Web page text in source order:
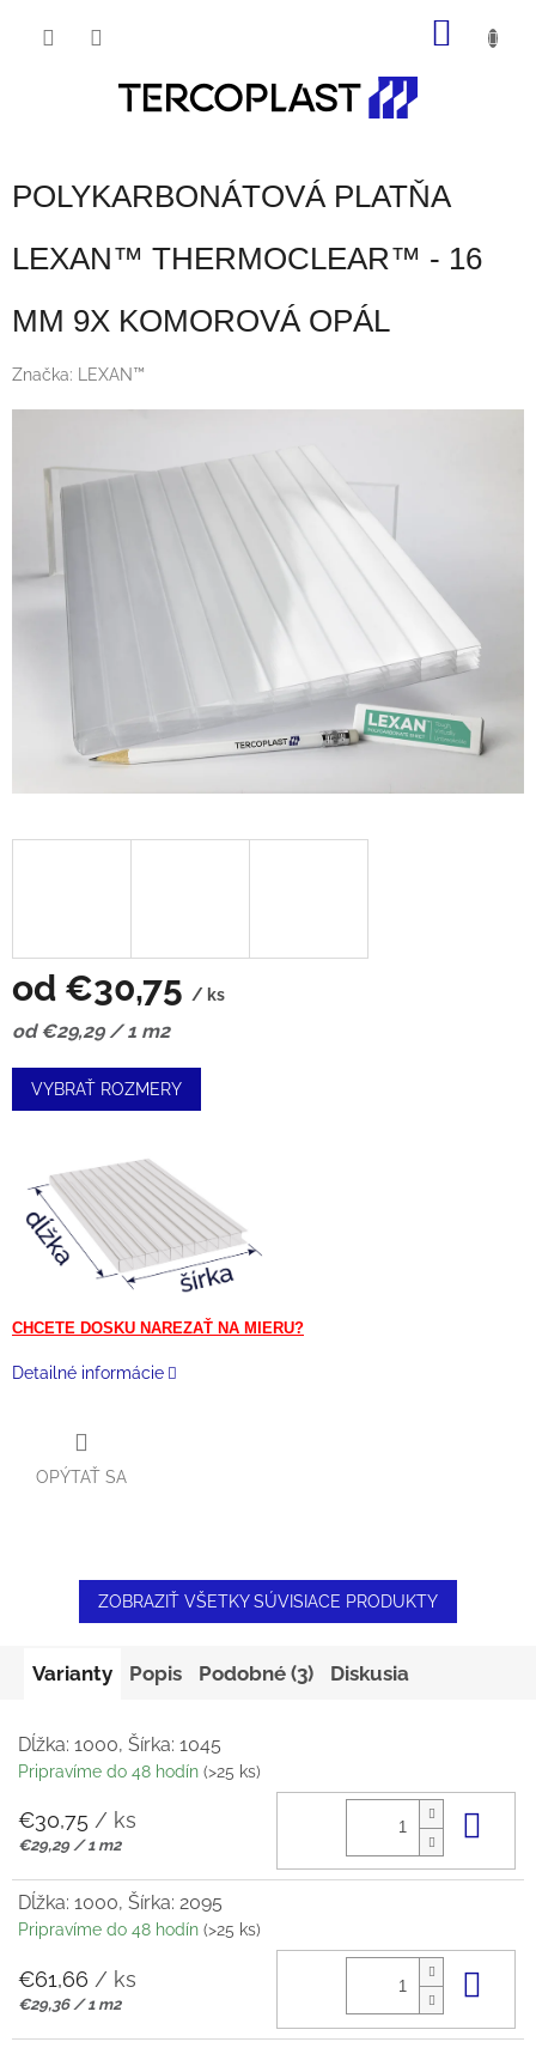
POLYKARBONÁTOVÁ PLATŇA
LEXAN™ THERMOCLEAR™ - 16
MM 9X KOMOROVÁ OPÁL
Značka: LEXAN™
od €30,75 / ks
Jednotková
od €29,29 / 1 m2
VYBRAŤ ROZMERY
CHCETE DOSKU NAREZAŤ NA MIERU?
Detailné informácie
OPÝTAŤ SA
ZOBRAZIŤ VŠETKY SÚVISIACE PRODUKTY
Varianty Popis Podobné (3) Diskusia
Dĺžka: 1000, Šírka: 1045
Pripravíme do 48 hodín (>25 ks)
€30,75 / ks
Jednotková
€29,29 / 1 m2
Dĺžka: 1000, Šírka: 2095
Pripravíme do 48 hodín (>25 ks)
€61,66 / ks
Jednotková
€29,36 / 1 m2